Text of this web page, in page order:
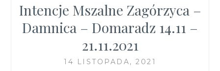
Intencje Mszalne Zagórzyca –
Damnica – Domaradz 14.11 –
21.11.2021
14 LISTOPADA, 2021